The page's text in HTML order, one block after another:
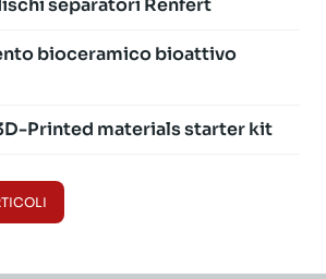
bioceramico bioattivo
Printed materials starter kit